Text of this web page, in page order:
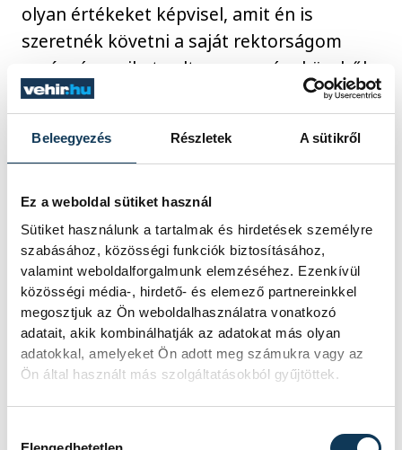
Beleegyezés Részletek A sütikről
Ez a weboldal sütiket használ
Sütiket használunk a tartalmak és hirdetések személyre
szabásához, közösségi funkciók biztosításához,
valamint weboldalforgalmunk elemzéséhez. Ezenkívül
közösségi média-, hirdető- és elemező partnereinkkel
megosztjuk az Ön weboldalhasználatra vonatkozó
adatait, akik kombinálhatják az adatokat más olyan
adatokkal, amelyeket Ön adott meg számukra vagy az
Ön által használt más szolgáltatásokból gyűjtöttek.
olyan értékeket képvisel, amit én is
szeretnék követni a saját rektorságom
során, és amiket volt szerencsém közelről
megismerni. Hogy milyen türelmesen és
logikusan tudta végig vinni az egyetem
fejlesztésével kapcsolatos elképzeléseket.
Szenátus elbúcsúztatta rektor urat, akkor
az alapítvány kuratóriumának elnöke is azt
mondta, hogy Gelencsér András a béke
rektora volt. Én próbálom ezt a mentalitást
tovább képviselni és alkalmazni, hogy öt év
múlva is el lehessen mondani, hogy a
Pannon Egyetem úgy tudott fejlődni, hogy